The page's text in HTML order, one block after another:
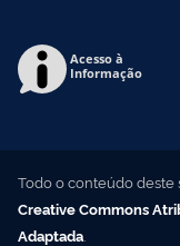
Acesso à
Informação
Todo o conteúdo deste
Creative Commons
Adaptada